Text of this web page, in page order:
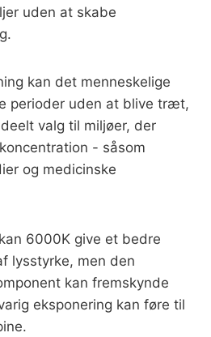
uden at skabe
kan det menneskelige
perioder uden at blive træt,
valg til miljøer, der
- såsom
og medicinske
6000K give et bedre
lysstyrke, men den
kan fremskynde
eksponering kan føre til